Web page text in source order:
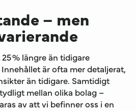
– men
% längre än tidigare
är ofta mer detaljerat,
än tidigare. Samtidigt
mellan olika bolag –
av att vi befinner oss i en